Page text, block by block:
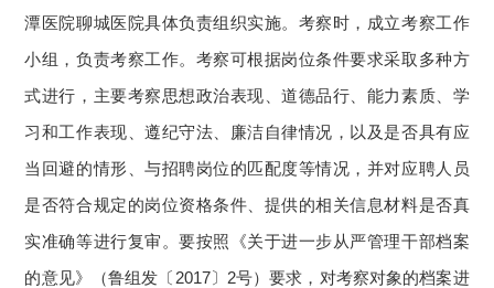
潭医院聊城医院具体负责组织实施。考察时，成立考察工作
小组，负责考察工作。考察可根据岗位条件要求采取多种方
式进行，主要考察思想政治表现、道德品行、能力素质、学
习和工作表现、遵纪守法、廉洁自律情况，以及是否具有应
当回避的情形、与招聘岗位的匹配度等情况，并对应聘人员
是否符合规定的岗位资格条件、提供的相关信息材料是否真
实准确等进行复审。要按照《关于进一步从严管理干部档案
的意见》（鲁组发〔2017〕2号）要求，对考察对象的档案进